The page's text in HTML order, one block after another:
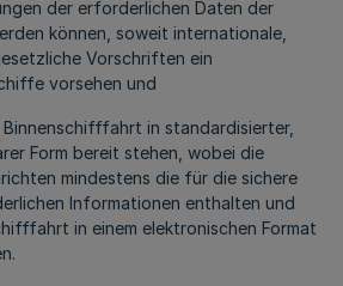
der erforderlichen Daten der
können, soweit internationale,
Vorschriften ein
vorsehen und
in standardisierter,
Form bereit stehen, wobei die
mindestens die für die sichere
Informationen enthalten und
in einem elektronischen Format